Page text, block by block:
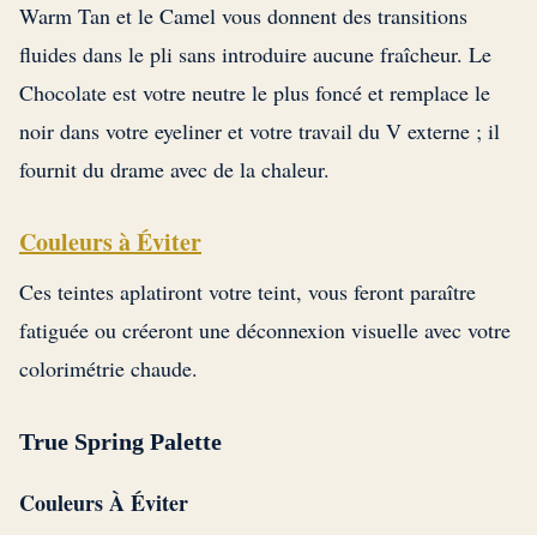
Warm Tan et le Camel vous donnent des transitions
fluides dans le pli sans introduire aucune fraîcheur. Le
Chocolate est votre neutre le plus foncé et remplace le
noir dans votre eyeliner et votre travail du V externe ; il
fournit du drame avec de la chaleur.
Couleurs à Éviter
Ces teintes aplatiront votre teint, vous feront paraître
fatiguée ou créeront une déconnexion visuelle avec votre
colorimétrie chaude.
True Spring Palette
Couleurs À Éviter